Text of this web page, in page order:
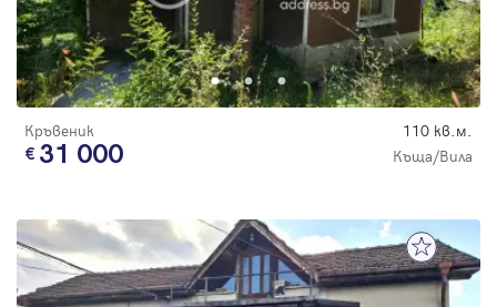
Кръвеник 110 кв.м.
31 000 Къща/Вила